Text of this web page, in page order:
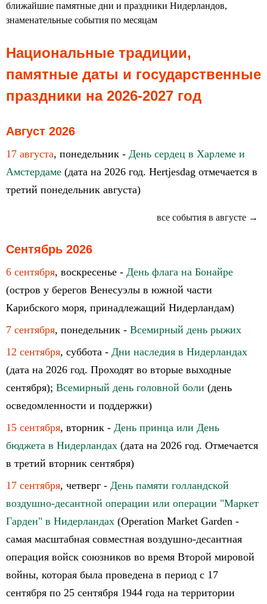
ближайшие памятные дни и праздники Нидерландов,
знаменательные события по месяцам
Национальные традиции,
памятные даты и государственные
праздники на 2026-2027 год
Август 2026
17 августа, понедельник - День сердец в Харлеме и
Амстердаме (дата на 2026 год. Hertjesdag отмечается в
третий понедельник августа)
все события в августе →
Сентябрь 2026
6 сентября, воскресенье - День флага на Бонайре
(остров у берегов Венесуэлы в южной части
Карибского моря, принадлежащий Нидерландам)
7 сентября, понедельник - Всемирный день рыжих
12 сентября, суббота - Дни наследия в Нидерландах
(дата на 2026 год. Проходят во вторые выходные
сентября); Всемирный день головной боли (день
осведомленности и поддержки)
15 сентября, вторник - День принца или День
бюджета в Нидерландах (дата на 2026 год. Отмечается
в третий вторник сентября)
17 сентября, четверг - День памяти голландской
воздушно-десантной операции или операции "Маркет
Гарден" в Нидерландах (Operation Market Garden -
самая масштабная совместная воздушно-десантная
операция войск союзников во время Второй мировой
войны, которая была проведена в период с 17
сентября по 25 сентября 1944 года на территории